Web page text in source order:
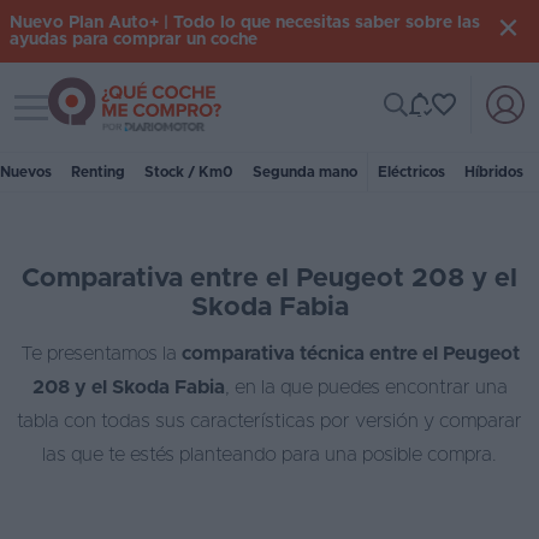
Iniciar
Coches
Renting
Suscripción
Stock
Nuevo Plan Auto+ | Todo lo que necesitas saber sobre las
ayudas para comprar un coche
Toggle navigation
Nuevos Renting Stock / Km0 Segunda mano Eléctricos Híbridos
Comparativa entre el Peugeot 208 y el
Skoda Fabia
Te presentamos la comparativa técnica entre el Peugeot
208 y el Skoda Fabia , en la que puedes encontrar una
tabla con todas sus características por versión y comparar
las que te estés planteando para una posible compra.